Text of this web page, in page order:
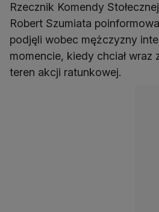
Rzecznik Komendy
Robert Szumiata
podjęli wobec mężczyzny
momencie, kiedy chciał wraz
teren akcji ratunkowej.